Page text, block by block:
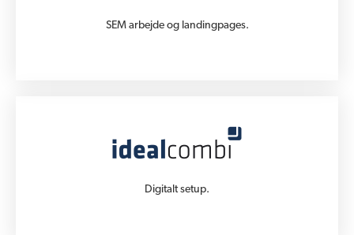
SEM arbejde og landingpages.
Digitalt setup.